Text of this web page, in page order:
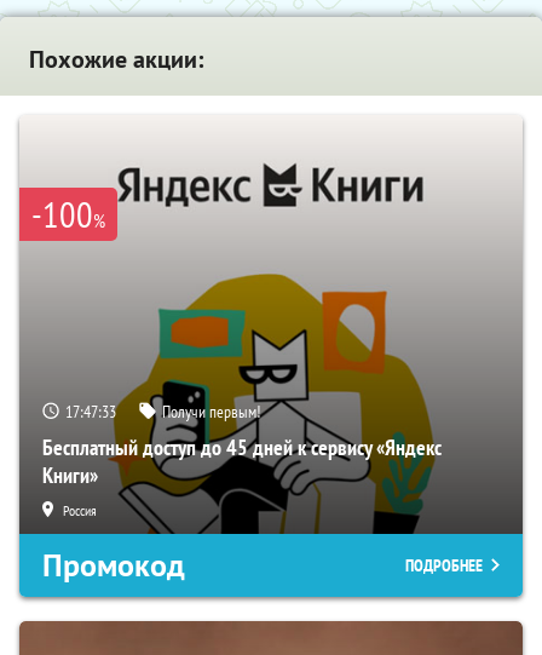
Похожие акции:
-100%
17:47:32 Получи первым!
Бесплатный доступ до 45 дней к сервису «Яндекс
Книги»
Россия
Промокод ПОДРОБНЕЕ